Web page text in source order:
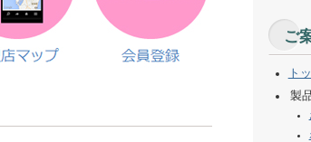
ご
ト
製